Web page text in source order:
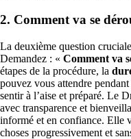
2. Comment va se
La deuxième question
Demandez : « Comment va
étapes de la procédure, la
pouvez vous attendre
sentir à l’aise et préparé. Le
avec transparence et
informé et en confiance. Elle
choses progressivement et